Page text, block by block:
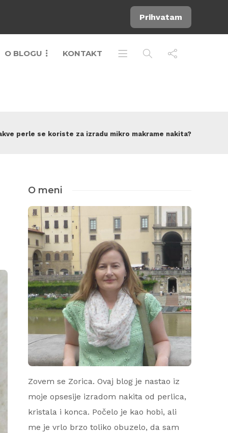
Prihvatam
O BLOGU KONTAKT
perle se koriste za izradu mikro makrame nakita?
O meni
Zovem se Zorica. Ovaj blog je nastao iz
moje opsesije izradom nakita od perlica,
kristala i konca. Počelo je kao hobi, ali
me je vrlo brzo toliko obuzelo, da sam